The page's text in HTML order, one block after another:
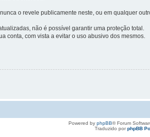
o revele publicamente neste, ou em qualquer
não é possível garantir uma proteção total.
conta, com vista a evitar o uso abusivo dos mesmos.
Powered by phpBB® Forum
Traduzido porphpBB